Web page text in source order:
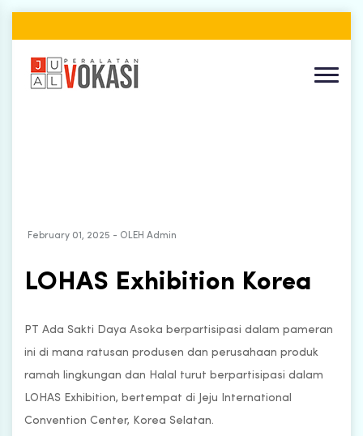
February 01, 2025 - OLEH Admin
LOHAS Exhibition Korea
PT Ada Sakti Daya Asoka berpartisipasi dalam pameran
ini di mana ratusan produsen dan perusahaan produk
ramah lingkungan dan Halal turut berpartisipasi dalam
LOHAS Exhibition, bertempat di Jeju International
Convention Center, Korea Selatan.